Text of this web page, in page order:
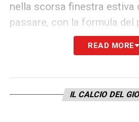
nella scorsa finestra estiva
passare, con la formula del
. 15 presenze, 1 gol
centrocampista romano è
mercato
seconda esperienza con la
READ MORE
IL CALCIO DEL